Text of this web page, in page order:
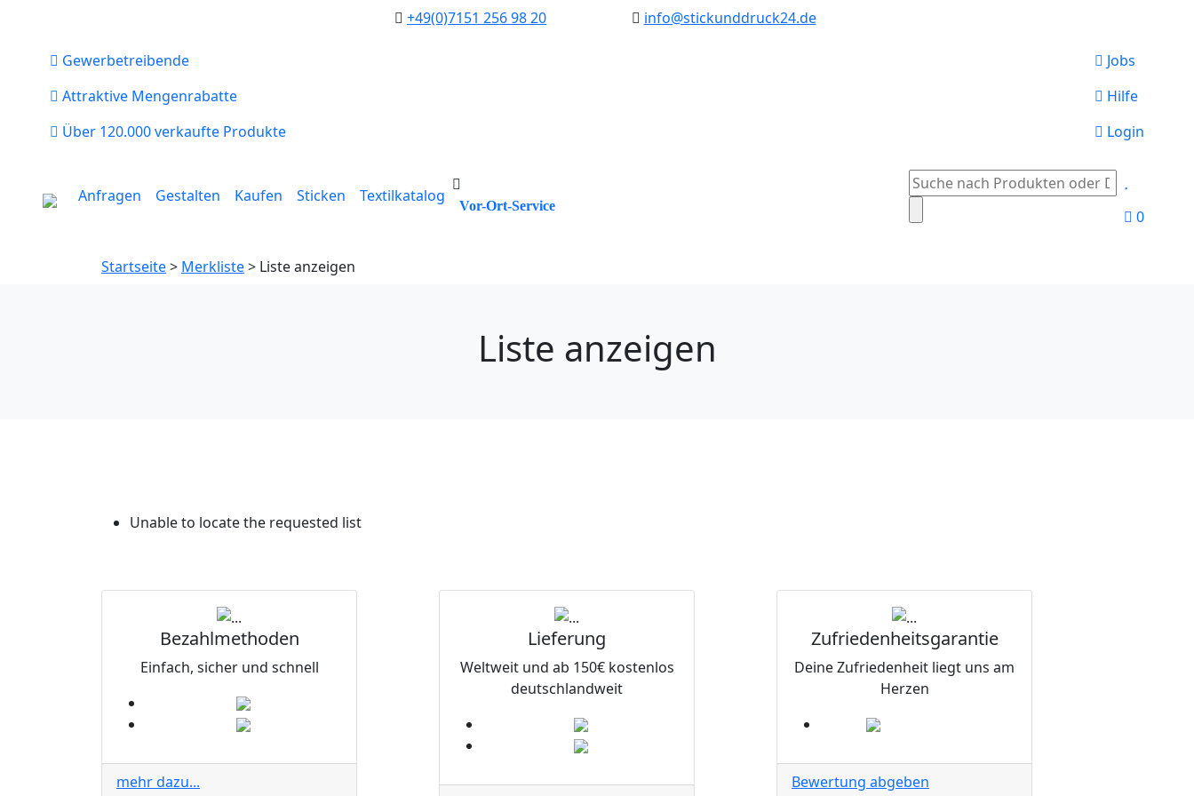
+49(0)7151 256 98 20‬ info@stickunddruck24.de
Gewerbetreibende
Attraktive Mengenrabatte
Über 120.000 verkaufte Produkte
Jobs
Hilfe
Login
Anfragen Gestalten Kaufen Sticken Textilkatalog
Vor-Ort-Service
Suche
nach:
0
Startseite> Merkliste> Liste anzeigen
Liste anzeigen
Unable to locate the requested list
Bezahlmethoden
Einfach, sicher und schnell
mehr dazu...
Lieferung
Weltweit und ab 150€ kostenlos
deutschlandweit
Zufriedenheitsgarantie
Deine Zufriedenheit liegt uns am
Herzen
Bewertung abgeben